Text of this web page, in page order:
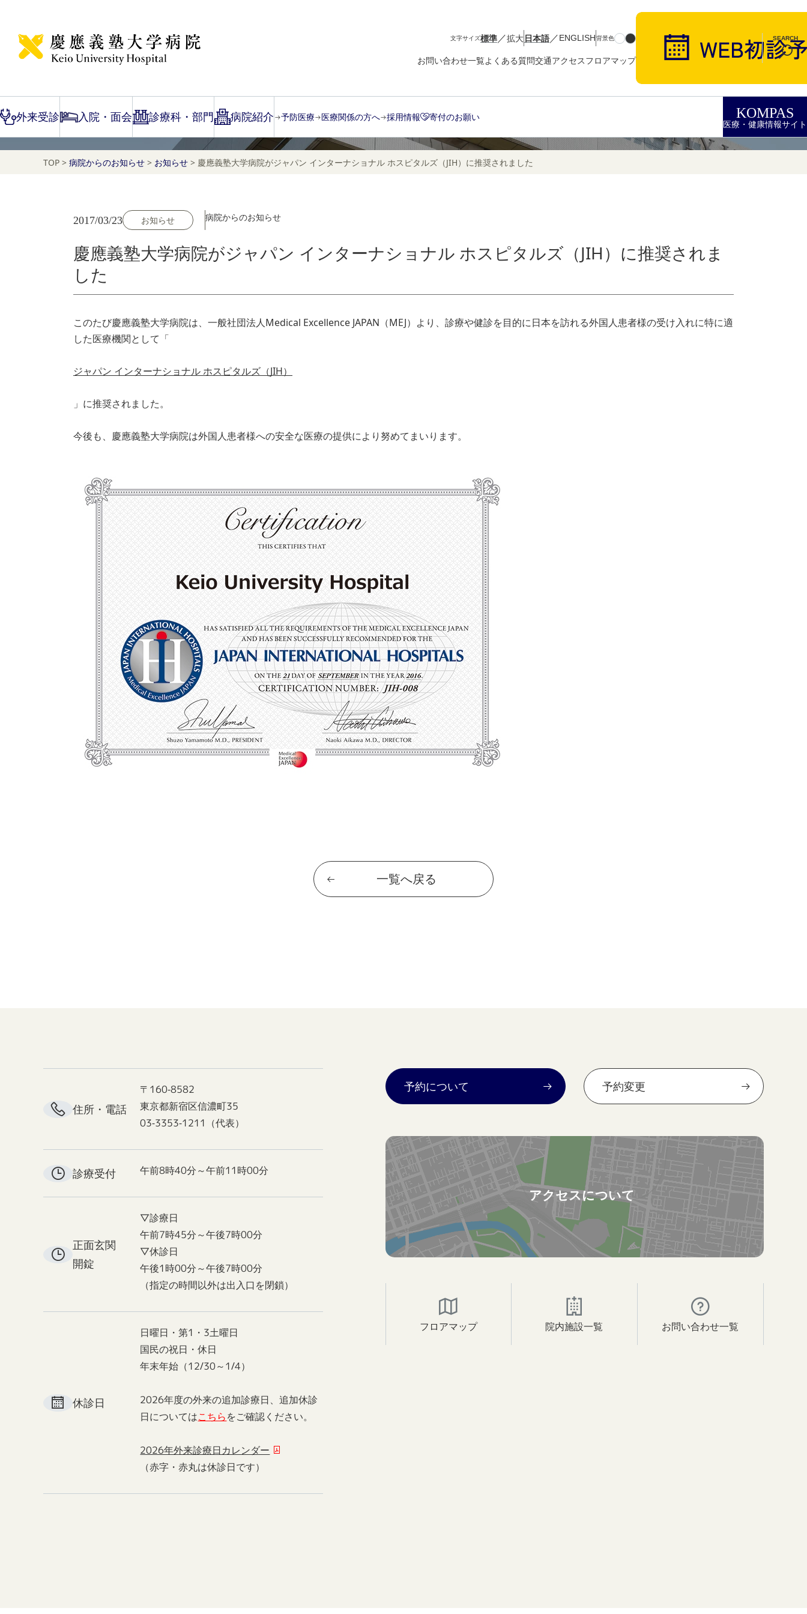
文字サイズ標準／拡大日本語／ENGLISH背景色
お問い合わせ一覧よくある質問交通アクセスフロアマップ
SEARCH
外来受診 入院・面会 診療科・部門 病院紹介 予防医療 医療関係の方へ 採用情報 寄付のお願い KOMPAS
医療・健康情報サイト
NEWS
TOP > 病院からのお知らせ > お知らせ > 慶應義塾大学病院がジャパン インターナショナル ホスピタルズ（JIH）に推奨されました
2017/03/23 お知らせ 病院からのお知らせ
慶應義塾大学病院がジャパン インターナショナル ホスピタルズ（JIH）に推奨されま
した
このたび慶應義塾大学病院は、一般社団法人Medical Excellence JAPAN（MEJ）より、診療や健診を目的に日本を訪れる外国人患者様の受け入れに特に適
した医療機関として「
ジャパン インターナショナル ホスピタルズ（JIH）
」に推奨されました。
今後も、慶應義塾大学病院は外国人患者様への安全な医療の提供により努めてまいります。
一覧へ戻る
住所・電話
〒160-8582
東京都新宿区信濃町35
03-3353-1211（代表）
診療受付 午前8時40分～午前11時00分
正面玄関
開錠
▽診療日
午前7時45分～午後7時00分
▽休診日
午後1時00分～午後7時00分
（指定の時間以外は出入口を閉鎖）
休診日
日曜日・第1・3土曜日
国民の祝日・休日
年末年始（12/30～1/4）
2026年度の外来の追加診療日、追加休診
日についてはこちらをご確認ください。
2026年外来診療日カレンダー
（赤字・赤丸は休診日です）
予約について 予約変更
アクセスについて
フロアマップ 院内施設一覧 お問い合わせ一覧